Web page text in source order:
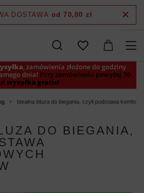
, zamówienia złożone do godziny
dnia! Przy zamówieniu powyżej 70
złwysyłka gratis!
DOSTAWA od 70,00 zł
Idealna bluza do biegania, czyli podstawa
DO BIEGANIA,